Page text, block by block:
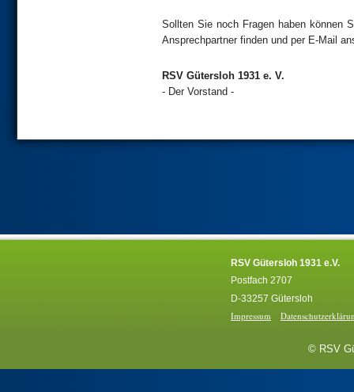
Sollten Sie noch Fragen haben können
Ansprechpartner finden und per E-Mail
RSV Gütersloh 1931 e. V.
- Der Vorstand -
RSV Gütersloh 1931 e.V.
Postfach 2707
D-33257 Gütersloh
Impressum
© RSV